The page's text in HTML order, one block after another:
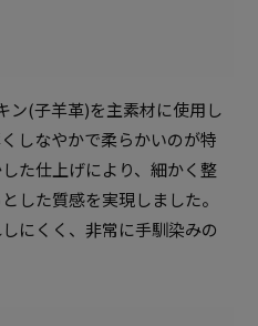
ン(子羊革)を主素材に使用し
しなやかで柔らかいのが特
た仕上げにより、細かく整
した質感を実現しました。
にくく、非常に手馴染みの